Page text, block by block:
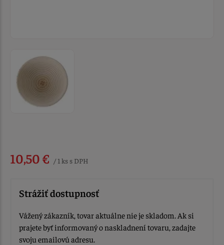
10,50 € / 1 ks s DPH
Strážiť dostupnosť
Vážený zákazník, tovar aktuálne nie je skladom. Ak si
prajete byť informovaný o naskladnení tovaru, zadajte
svoju emailovú adresu.